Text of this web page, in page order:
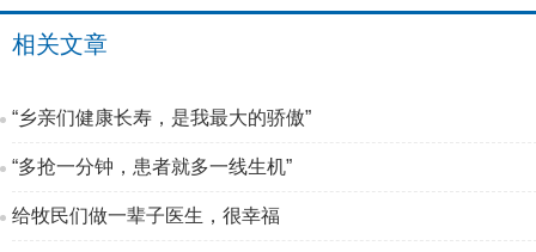
相关文章
“乡亲们健康长寿，是我最大的骄傲”
“多抢一分钟，患者就多一线生机”
给牧民们做一辈子医生，很幸福